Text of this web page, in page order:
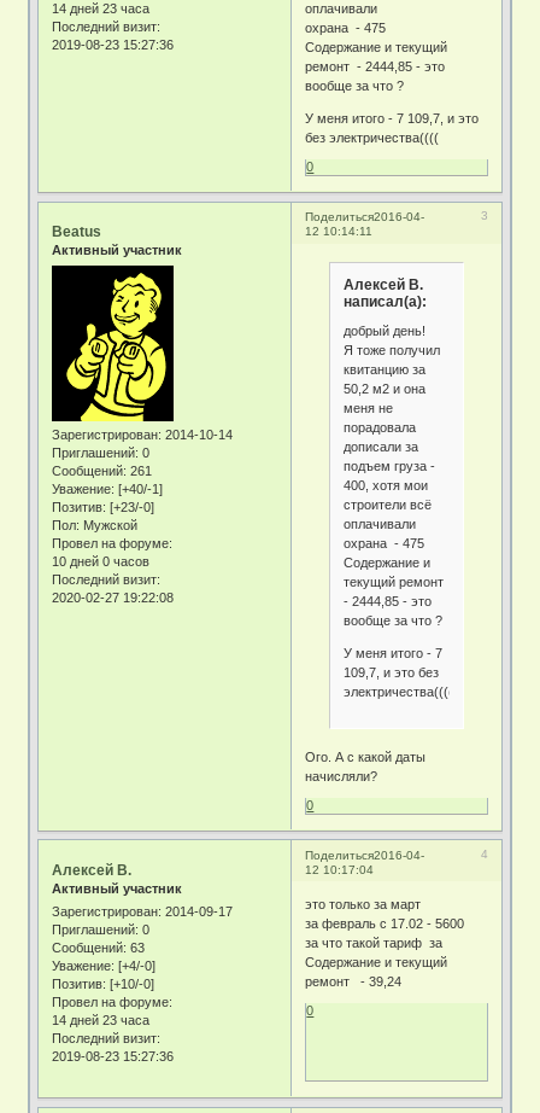
14 дней 23 часа
Последний визит:
2019-08-23 15:27:36
оплачивали
охрана - 475
Содержание и текущий
ремонт - 2444,85 - это
вообще за что ?
У меня итого - 7 109,7, и это
без электричества((((
0
Поделиться 3
2016-04-
12 10:14:11
Beatus
Активный участник
Зарегистрирован: 2014-10-14
Приглашений: 0
Сообщений: 261
Уважение: [+40/-1]
Позитив: [+23/-0]
Пол: Мужской
Провел на форуме:
10 дней 0 часов
Последний визит:
2020-02-27 19:22:08
Алексей В.
написал(а):
добрый день!
Я тоже получил
квитанцию за
50,2 м2 и она
меня не
порадовала
дописали за
подъем груза -
400, хотя мои
строители всё
оплачивали
охрана - 475
Содержание и
текущий ремонт
- 2444,85 - это
вообще за что ?
У меня итого - 7
109,7, и это без
электричества((((
Ого. А с какой даты
начисляли?
0
Поделиться 4
2016-04-
12 10:17:04
Алексей В.
Активный участник
Зарегистрирован: 2014-09-17
Приглашений: 0
Сообщений: 63
Уважение: [+4/-0]
Позитив: [+10/-0]
Провел на форуме:
14 дней 23 часа
Последний визит:
2019-08-23 15:27:36
это только за март
за февраль с 17.02 - 5600
за что такой тариф за
Содержание и текущий
ремонт - 39,24
0